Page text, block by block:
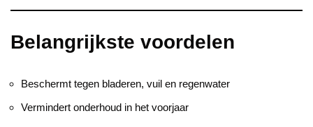
Belangrijkste voordelen
Beschermt tegen bladeren, vuil en regenwater
Vermindert onderhoud in het voorjaar